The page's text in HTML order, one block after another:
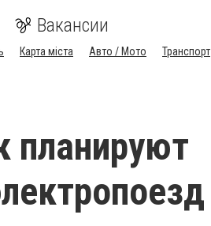
Вакансии
Карта міста Авто / Мото Транспорт
планируют